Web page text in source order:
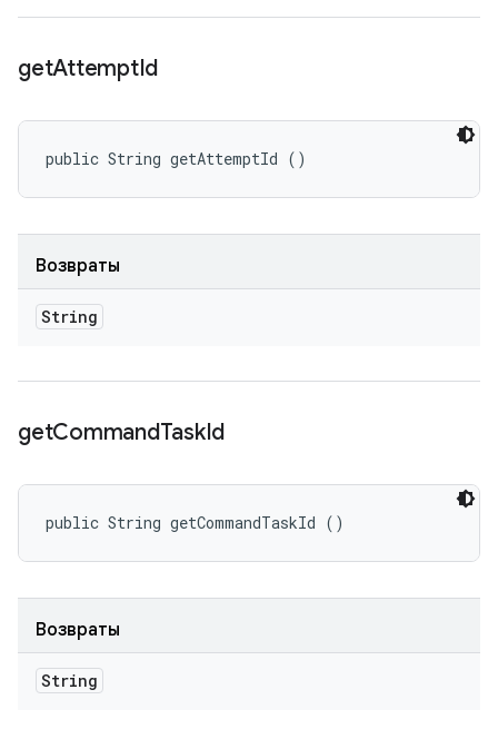
getAttemptId
public String getAttemptId ()
Возвраты
String
getCommandTaskId
public String getCommandTaskId ()
Возвраты
String